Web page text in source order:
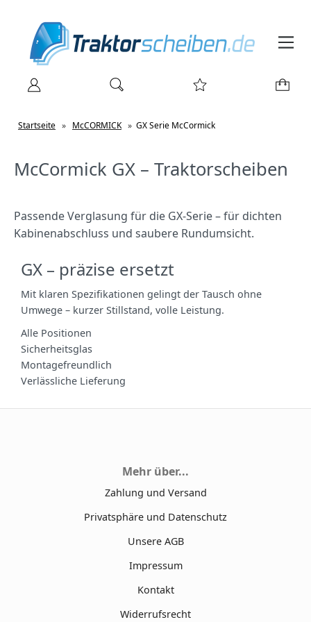
Startseite » McCORMICK » GX Serie McCormick
McCormick GX – Traktorscheiben
Passende Verglasung für die GX‑Serie – für dichten
Kabinenabschluss und saubere Rundumsicht.
GX – präzise ersetzt
Mit klaren Spezifikationen gelingt der Tausch ohne
Umwege – kurzer Stillstand, volle Leistung.
Alle Positionen
Sicherheitsglas
Montagefreundlich
Verlässliche Lieferung
Mehr über...
Zahlung und Versand
Privatsphäre und Datenschutz
Unsere AGB
Impressum
Kontakt
Widerrufsrecht